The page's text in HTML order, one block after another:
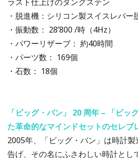
・脱進機：シリコン製スイスレバー
・振動数： 28’800 /時（4Hz）
・パワーリザーブ： 約40時間
・パーツ数： 169個
・石数： 18個
「ビッグ・バン」 20 周年 – 「ビッ
た革命的なマインドセットのセレブ
2005年、「ビッグ・バン」は時計
告げ、その名にふさわしい時計とし